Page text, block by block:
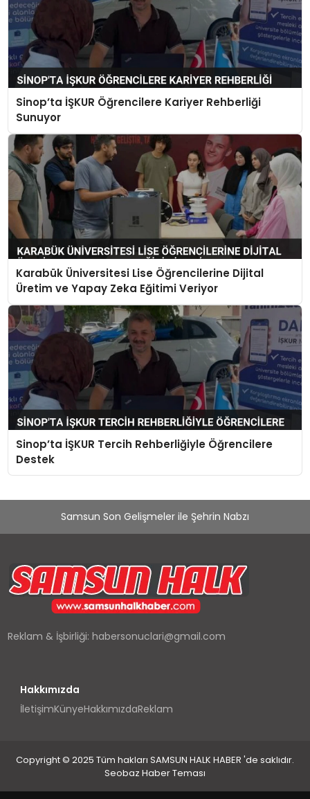
Sinop’ta İŞKUR Öğrencilere Kariyer Rehberliği
Sunuyor
Karabük Üniversitesi Lise Öğrencilerine Dijital
Üretim ve Yapay Zeka Eğitimi Veriyor
Sinop’ta İŞKUR Tercih Rehberliğiyle Öğrencilere
Destek
Samsun Son Gelişmeler ile Şehrin Nabzı
Reklam & İşbirliği:habersonuclari@gmail.com
Hakkımızda
İletişimKünyeHakkımızdaReklam
Copyright © 2025 Tüm hakları SAMSUN HALK HABER 'de saklıdır.
Seobaz Haber Teması